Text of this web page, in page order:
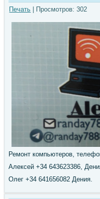
Печать | Просмотров: 302
Ремонт компьютеров,
Алексей +34 643623386,
Олег +34 641656082 Дения.